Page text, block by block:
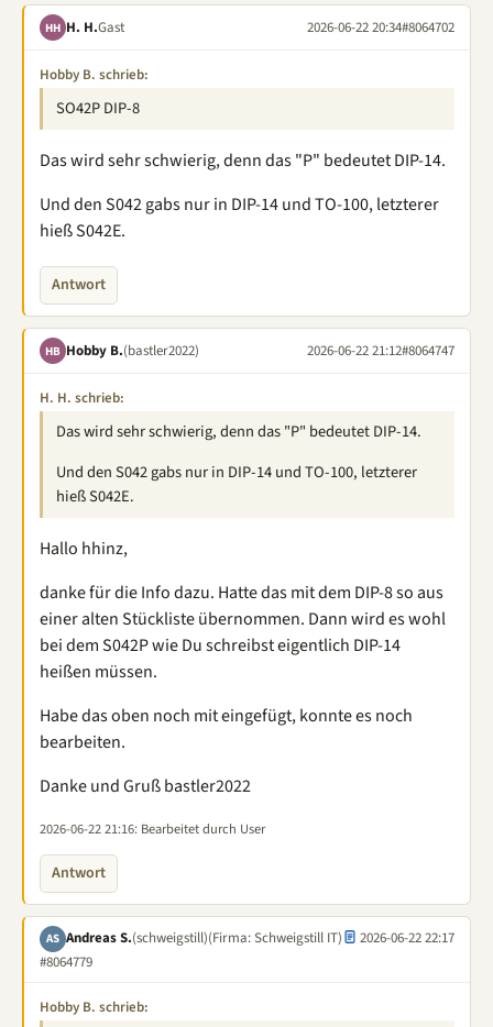
HH H. H.Gast 2026-06-22 20:34#8064702
Hobby B. schrieb:
SO42P DIP-8
Das wird sehr schwierig, denn das "P" bedeutet DIP-14.
Und den S042 gabs nur in DIP-14 und TO-100, letzterer
hieß S042E.
Antwort
HB Hobby B.(bastler2022) 2026-06-22 21:12#8064747
H. H. schrieb:
Das wird sehr schwierig, denn das "P" bedeutet DIP-14.
Und den S042 gabs nur in DIP-14 und TO-100, letzterer
hieß S042E.
Hallo hhinz,
danke für die Info dazu. Hatte das mit dem DIP-8 so aus
einer alten Stückliste übernommen. Dann wird es wohl
bei dem S042P wie Du schreibst eigentlich DIP-14
heißen müssen.
Habe das oben noch mit eingefügt, konnte es noch
bearbeiten.
Danke und Gruß bastler2022
2026-06-22 21:16: Bearbeitet durch User
Antwort
AS Andreas S.(schweigstill)(Firma: Schweigstill IT)
2026-06-22 22:17
#8064779
Hobby B. schrieb: